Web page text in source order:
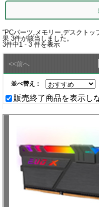
“PCパーツ,メモリー,デスクト
果 3件が該当しました。
3件中1 - 3 件を表示
<<前へ
並べ替え：
販売終了商品を表示し